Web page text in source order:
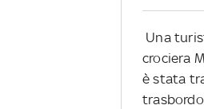
Una
crociera
è stata